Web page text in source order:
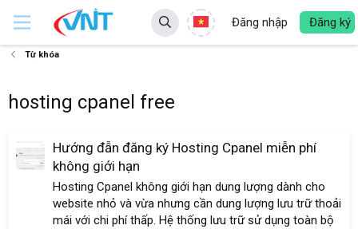
Đăng nhập Đăng ký
Từ khóa
hosting cpanel free
Hướng đẫn đăng ký Hosting Cpanel miễn phí
không giới hạn
Hosting Cpanel không giới hạn dung lượng dành cho
website nhỏ và vừa nhưng cần dung lượng lưu trữ thoải
mái với chi phí thấp. Hệ thống lưu trữ sử dụng toàn bộ